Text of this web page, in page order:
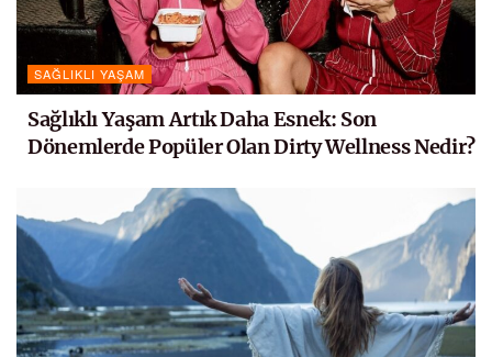
SAĞLIKLI YAŞAM
Sağlıklı Yaşam Artık Daha Esnek: Son
Dönemlerde Popüler Olan Dirty Wellness Nedir?